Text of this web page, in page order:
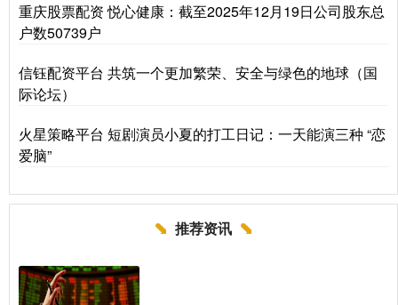
重庆股票配资 悦心健康：截至2025年12月19日公司股东总
户数50739户
信钰配资平台 共筑一个更加繁荣、安全与绿色的地球（国
际论坛）
火星策略平台 短剧演员小夏的打工日记：一天能演三种 “恋
爱脑”
推荐资讯